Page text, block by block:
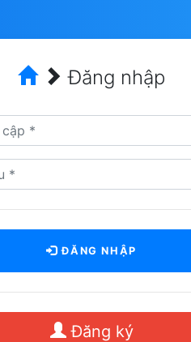
Đăng nhập
ĐĂNG NHẬP
Đăng ký